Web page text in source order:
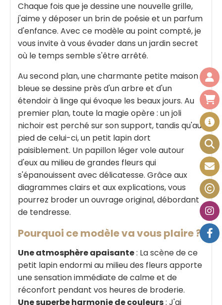
Chaque fois que je dessine une nouvelle grille,
j'aime y déposer un brin de poésie et un parfum
d'enfance. Avec ce modèle au point compté, je
vous invite à vous évader dans un jardin secret
où le temps semble s'être arrêté.
Au second plan, une charmante petite maison
bleue se dessine près d'un arbre et d'un
étendoir à linge qui évoque les beaux jours. Au
premier plan, toute la magie opère : un joli
nichoir est perché sur son support, tandis qu'au
pied de celui-ci, un petit lapin dort
paisiblement. Un papillon léger vole autour
d'eux au milieu de grandes fleurs qui
s'épanouissent avec délicatesse. Grâce aux
diagrammes clairs et aux explications, vous
pourrez broder un ouvrage original, débordant
de tendresse.
Pourquoi ce modèle va vous plaire ?
Une atmosphère apaisante: La scène de ce
petit lapin endormi au milieu des fleurs apporte
une sensation immédiate de calme et de
réconfort pendant vos heures de broderie.
Une superbe harmonie de couleurs: J'ai